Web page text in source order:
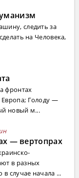
следить за
на Человека,
фронтах
Голоду —
новый м...
— вертопрах
в разных
в случае начала ...